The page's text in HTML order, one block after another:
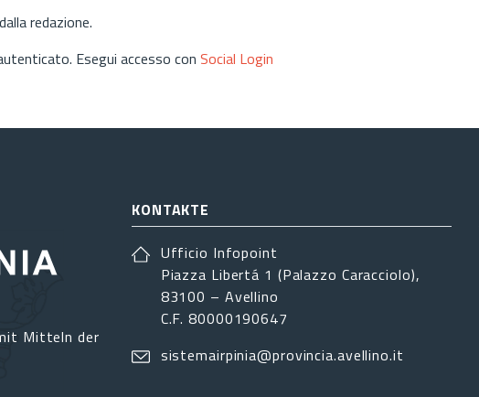
redazione.
Esegui accesso con Social Login
Mitteln der
KONTAKTE
Ufficio Infopoint
Piazza Libertá 1 (Palazzo Caracciolo),
83100 – Avellino
C.F. 80000190647
sistemairpinia@provincia.avellino.it